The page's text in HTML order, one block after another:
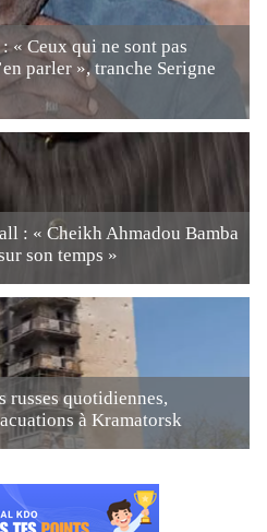
« Ceux qui ne sont pas
parler », tranche Serigne
: « Cheikh Ahmadou Bamba
son temps »
russes quotidiennes,
à Kramatorsk